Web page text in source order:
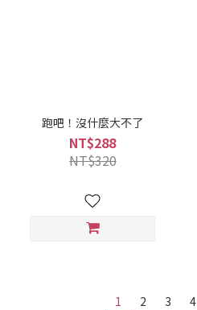
跑吧！沒什麼大不了
NT$288
NT$320
1 2 3 4